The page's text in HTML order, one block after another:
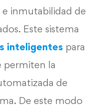
e inmutabilidad de
Este sistema
inteligentes para
permiten la
de
De este modo